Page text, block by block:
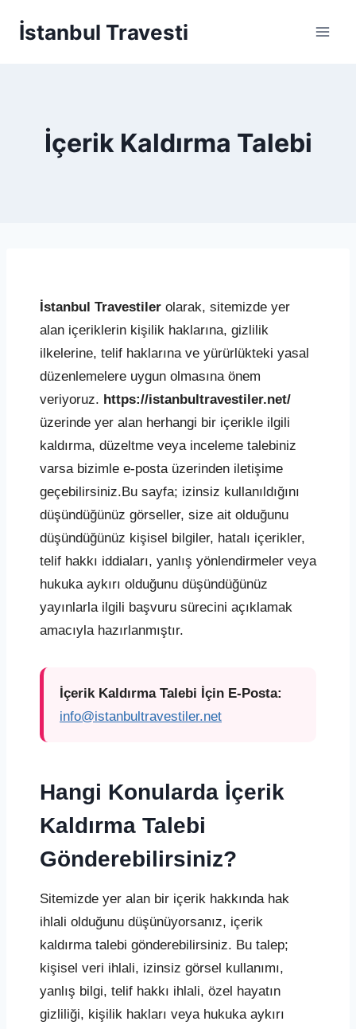
İstanbul Travesti
İçerik Kaldırma Talebi
İstanbul Travestiler olarak, sitemizde yer
alan içeriklerin kişilik haklarına, gizlilik
ilkelerine, telif haklarına ve yürürlükteki yasal
düzenlemelere uygun olmasına önem
veriyoruz. https://istanbultravestiler.net/
üzerinde yer alan herhangi bir içerikle ilgili
kaldırma, düzeltme veya inceleme talebiniz
varsa bizimle e-posta üzerinden iletişime
geçebilirsiniz.Bu sayfa; izinsiz kullanıldığını
düşündüğünüz görseller, size ait olduğunu
düşündüğünüz kişisel bilgiler, hatalı içerikler,
telif hakkı iddiaları, yanlış yönlendirmeler veya
hukuka aykırı olduğunu düşündüğünüz
yayınlarla ilgili başvuru sürecini açıklamak
amacıyla hazırlanmıştır.
İçerik Kaldırma Talebi İçin E-Posta:
info@istanbultravestiler.net
Hangi Konularda İçerik
Kaldırma Talebi
Gönderebilirsiniz?
Sitemizde yer alan bir içerik hakkında hak
ihlali olduğunu düşünüyorsanız, içerik
kaldırma talebi gönderebilirsiniz. Bu talep;
kişisel veri ihlali, izinsiz görsel kullanımı,
yanlış bilgi, telif hakkı ihlali, özel hayatın
gizliliği, kişilik hakları veya hukuka aykırı